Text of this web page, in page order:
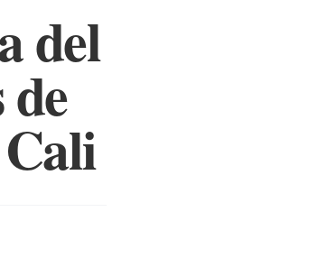
del